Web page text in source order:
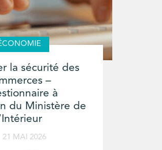
la sécurité des
–
à
du Ministère de
21 MAI 2026